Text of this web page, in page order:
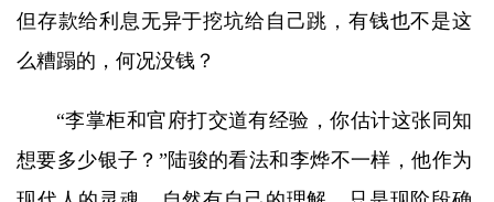
但存款给利息无异于挖坑给自己跳，有钱也不是这
么糟蹋的，何况没钱？
“李掌柜和官府打交道有经验，你估计这张同知
想要多少银子？”陆骏的看法和李烨不一样，他作为